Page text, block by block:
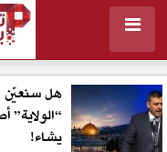
هل سنعيّن
يشاء!